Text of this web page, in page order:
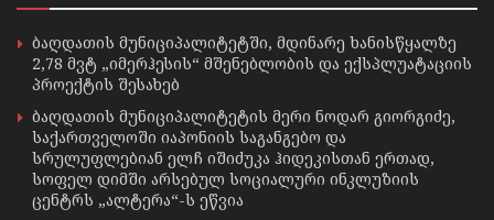
ბაღდათის მუნიციპალიტეტში, მდინარე ხანისწყალზე
2,78 მვტ „იმერჰესის“ მშენებლობის და ექსპლუატაციის
პროექტის შესახებ
ბაღდათის მუნიციპალიტეტის მერი ნოდარ გიორგიძე,
საქართველოში იაპონიის საგანგებო და
სრულუფლებიან ელჩ იშიძუკა ჰიდეკისთან ერთად,
სოფელ დიმში არსებულ სოციალური ინკლუზიის
ცენტრს „ალტერა“-ს ეწვია